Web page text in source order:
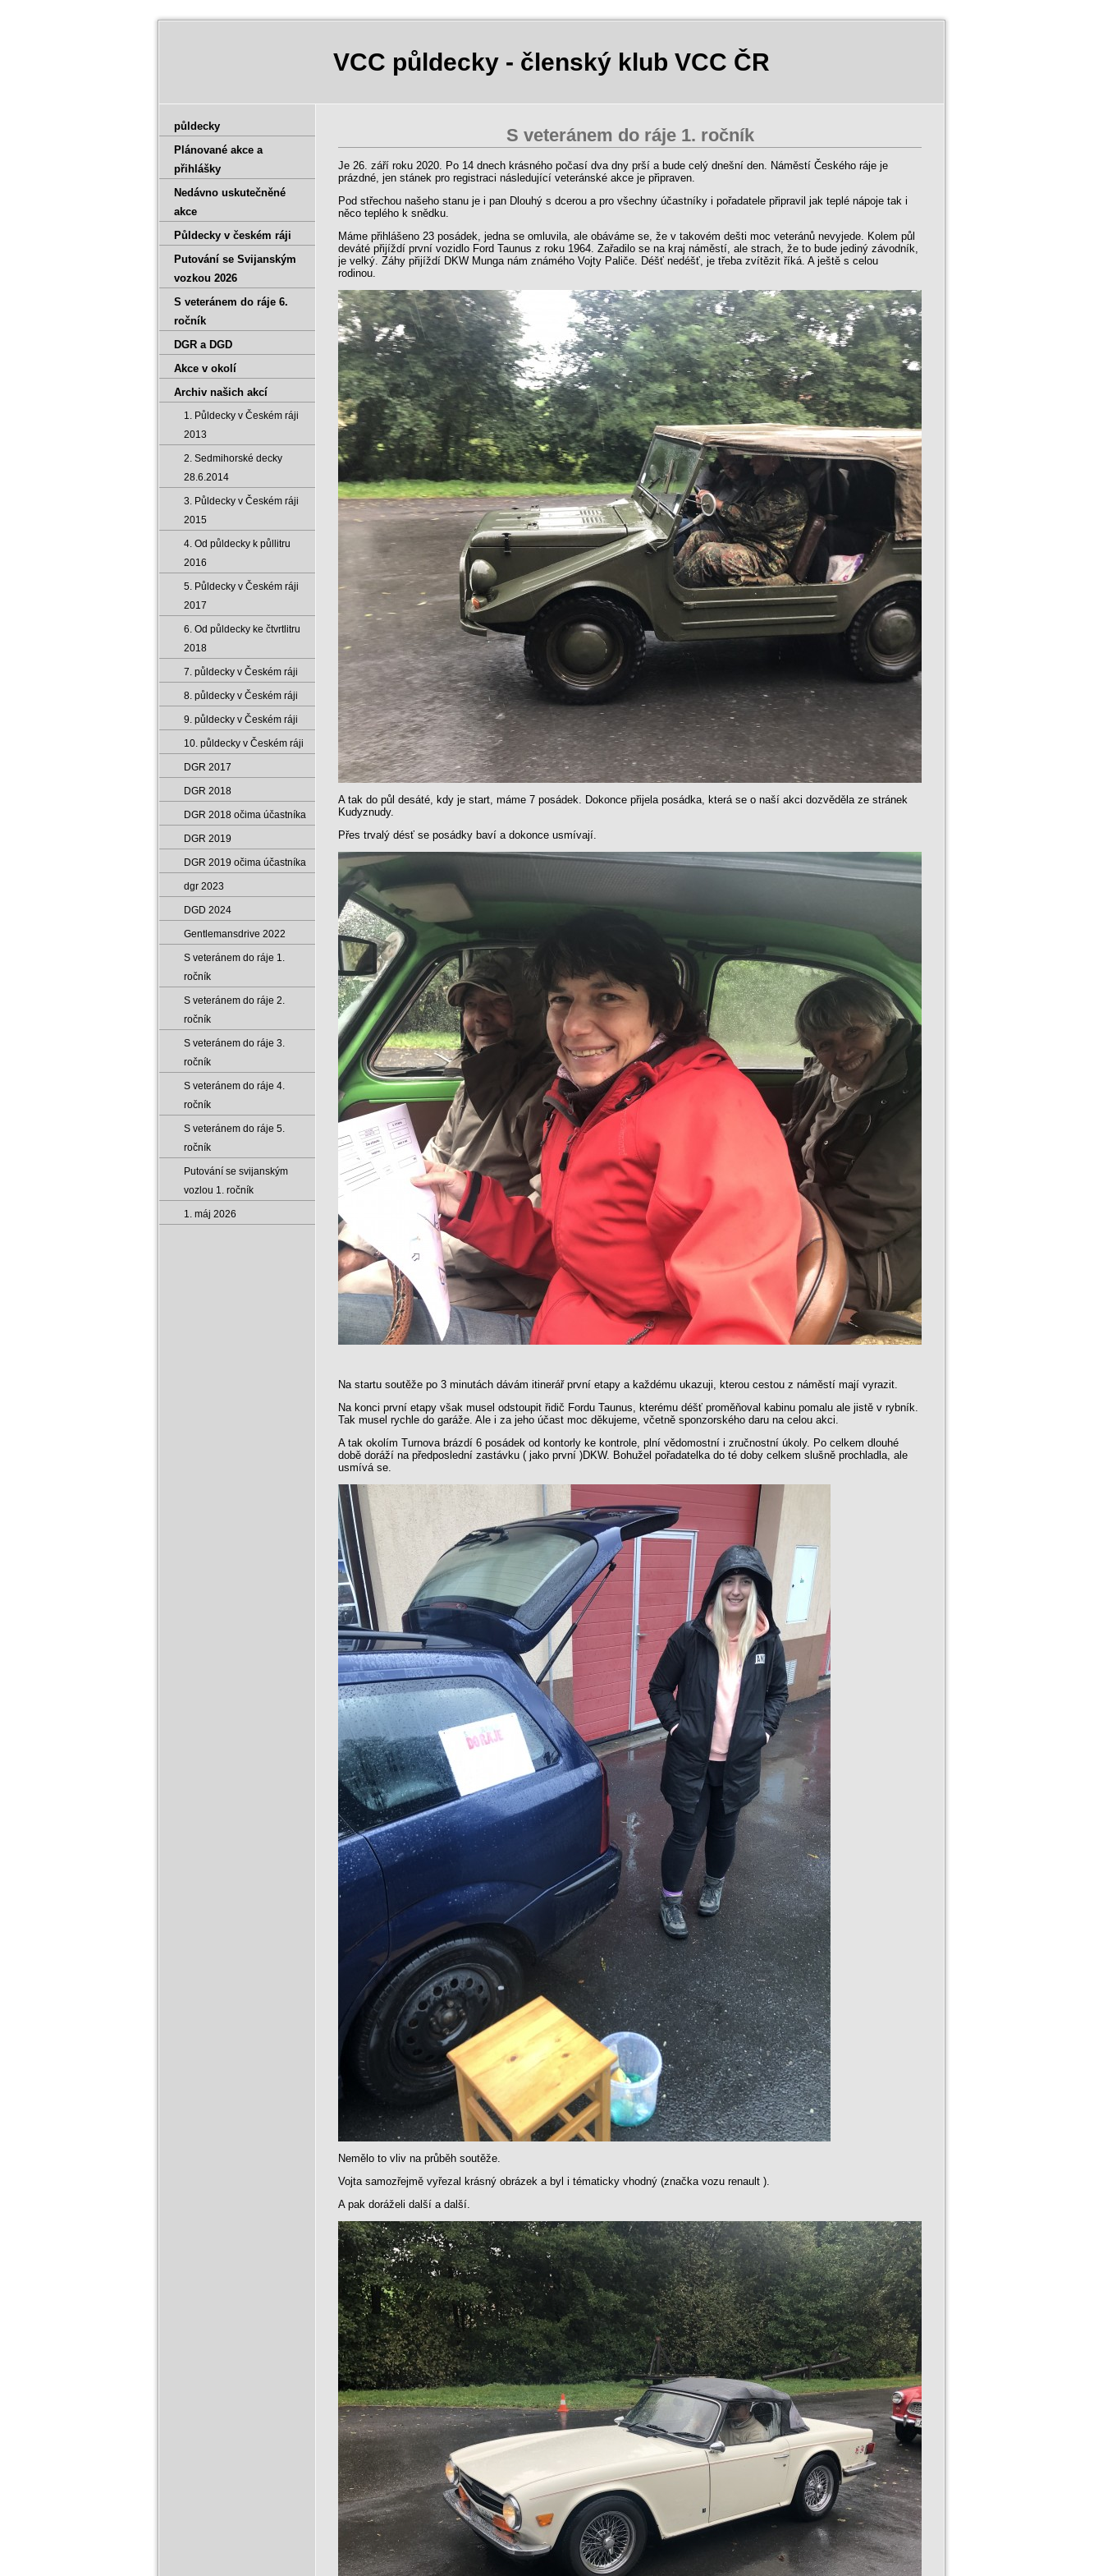
VCC půldecky - členský klub VCC ČR
S veteránem do ráje 1. ročník
Je 26. září roku 2020. Po 14 dnech krásného počasí dva dny prší a bude celý dnešní den. Náměstí Českého ráje je
prázdné, jen stánek pro registraci následující veteránské akce je připraven.
Pod střechou našeho stanu je i pan Dlouhý s dcerou a pro všechny účastníky i pořadatele připravil jak teplé nápoje tak i
něco teplého k snědku.
Máme přihlášeno 23 posádek, jedna se omluvila, ale obáváme se, že v takovém dešti moc veteránů nevyjede. Kolem půl
deváté přijíždí první vozidlo Ford Taunus z roku 1964. Zařadilo se na kraj náměstí, ale strach, že to bude jediný závodník,
je velký. Záhy přijíždí DKW Munga nám známého Vojty Paliče. Déšť nedéšť, je třeba zvítězit říká. A ještě s celou
rodinou.
A tak do půl desáté, kdy je start, máme 7 posádek. Dokonce přijela posádka, která se o naší akci dozvěděla ze stránek
Kudyznudy.
Přes trvalý désť se posádky baví a dokonce usmívají.
Na startu soutěže po 3 minutách dávám itinerář první etapy a každému ukazuji, kterou cestou z náměstí mají vyrazit.
Na konci první etapy však musel odstoupit řidič Fordu Taunus, kterému déšť proměňoval kabinu pomalu ale jistě v rybník.
Tak musel rychle do garáže. Ale i za jeho účast moc děkujeme, včetně sponzorského daru na celou akci.
A tak okolím Turnova brázdí 6 posádek od kontorly ke kontrole, plní vědomostní i zručnostní úkoly. Po celkem dlouhé
době doráží na předposlední zastávku ( jako první )DKW. Bohužel pořadatelka do té doby celkem slušně prochladla, ale
usmívá se.
Nemělo to vliv na průběh soutěže.
Vojta samozřejmě vyřezal krásný obrázek a byl i tématicky vhodný (značka vozu renault ).
A pak doráželi další a další.
půldecky
Plánované akce a
přihlášky
Nedávno uskutečněné
akce
Půldecky v českém ráji
Putování se Svijanským
vozkou 2026
S veteránem do ráje 6.
ročník
DGR a DGD
Akce v okolí
Archiv našich akcí
1. Půldecky v Českém ráji
2013
2. Sedmihorské decky
28.6.2014
3. Půldecky v Českém ráji
2015
4. Od půldecky k půllitru
2016
5. Půldecky v Českém ráji
2017
6. Od půldecky ke čtvrtlitru
2018
7. půldecky v Českém ráji
8. půldecky v Českém ráji
9. půldecky v Českém ráji
10. půldecky v Českém ráji
DGR 2017
DGR 2018
DGR 2018 očima účastníka
DGR 2019
DGR 2019 očima účastníka
dgr 2023
DGD 2024
Gentlemansdrive 2022
S veteránem do ráje 1.
ročník
S veteránem do ráje 2.
ročník
S veteránem do ráje 3.
ročník
S veteránem do ráje 4.
ročník
S veteránem do ráje 5.
ročník
Putování se svijanským
vozlou 1. ročník
1. máj 2026